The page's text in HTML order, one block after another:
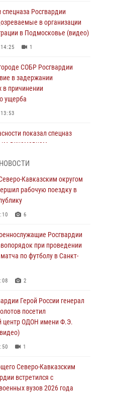
спецназа Росгвардии
в организации
в Подмосковье (видео)
1
СОБР Росгвардии
в задержании
в причинении
ущерба
показал спецназ
динамовцам
задержали мужчину,
в букмекерской конторе
поддержке спецназа
подозреваемые в
видом оказания
услуг (видео)
и
Росгвардии посетили
художественной гимнастике
и ветераны войск
память генерала
Яковлева
Кавказским округом
рабочую поездку в
6
Росгвардии
при проведении
по футболу в Санкт-
2
Герой России генерал
посетил
центр ОДОН имени Ф.Э.
1
Северо-Кавказским
встретился с
вузов 2026 года